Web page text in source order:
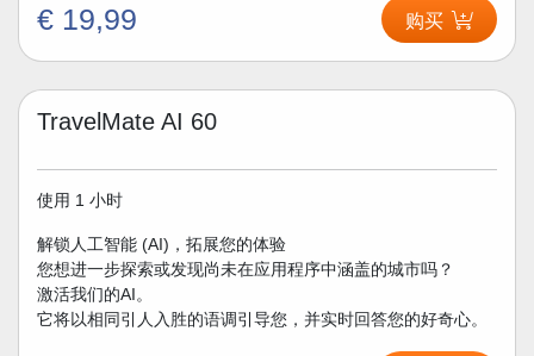
€ 19,99 购买
TravelMate AI 60
使用 1 小时
解锁人工智能 (AI)，拓展您的体验
您想进一步探索或发现尚未在应用程序中涵盖的城市吗？
激活我们的AI。
它将以相同引人入胜的语调引导您，并实时回答您的好奇心。